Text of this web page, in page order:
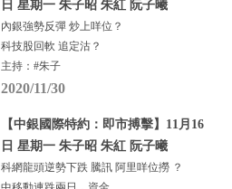
日 星期一 朱子昭 朱紅 阮子曦
內銀強勢反彈 炒上咩位？
科技股回軟 追定沽？
主持：#朱子
2020/11/30
【中銀國際特約：即市搏擊】11月16
日 星期一 朱子昭 朱紅 阮子曦
科網龍頭逆勢下跌 騰訊 阿里咩位撈 ？